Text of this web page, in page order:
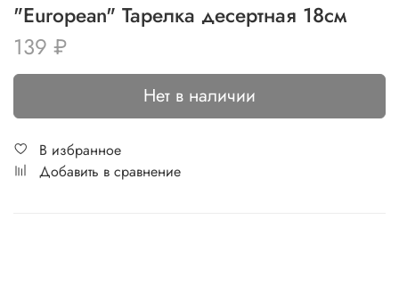
"European" Тарелка десертная 18см
139 ₽
Нет в наличии
В избранное
Добавить в сравнение